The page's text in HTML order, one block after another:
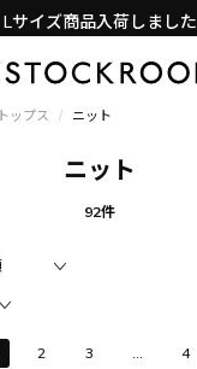
Lサイズ商品入荷しました
トップス / ニット
ニット
92件
2 3 ... 4